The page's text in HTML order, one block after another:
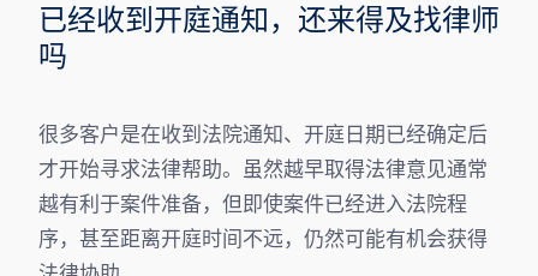
已经收到开庭通知，还来得及找律师
吗
很多客户是在收到法院通知、开庭日期已经确定后
才开始寻求法律帮助。虽然越早取得法律意见通常
越有利于案件准备，但即使案件已经进入法院程
序，甚至距离开庭时间不远，仍然可能有机会获得